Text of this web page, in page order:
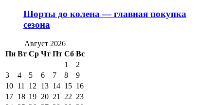
Шорты до колена — главная покупка
сезона
Август 2026
Пн Вт Ср Чт Пт Сб Вс
1
2
3
4 5 6 7 8
9
10 11 12 13 14 15 16
17 18 19 20 21 22 23